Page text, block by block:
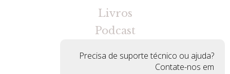
Livros
Podcast
Precisa de suporte técnico ou ajuda?
Contate-nos em